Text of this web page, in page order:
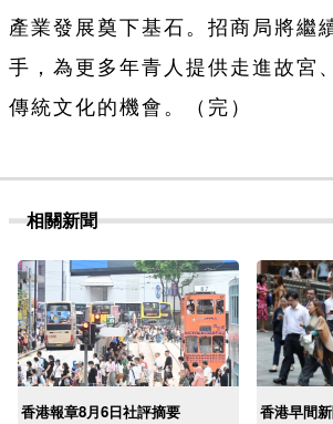
產業發展奠下基石。招商局將繼
手，為更多年青人提供走進故宮
傳統文化的機會。（完）
相關新聞
香港報章8月6日社評摘要
香港早間